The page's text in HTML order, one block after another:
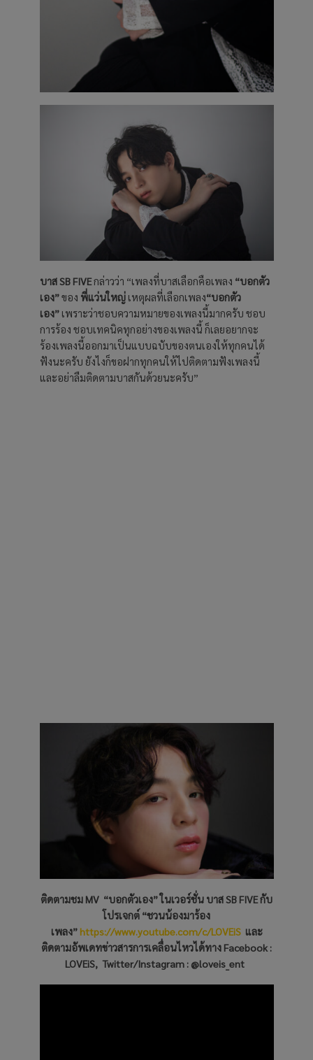
บาสSB FIVEกล่าวว่า “เพลงที่บาสเลือกคือเพลง “บอกตัว
เอง”ของ พี่แว่นใหญ่ เหตุผลที่เลือกเพลง“บอกตัว
เอง”เพราะว่าชอบความหมายของเพลงนี้มากครับ ชอบ
การร้อง ชอบเทคนิคทุกอย่างของเพลงนี้ ก็เลยอยากจะ
ร้องเพลงนี้ออกมาเป็นแบบฉบับของตนเองให้ทุกคนได้
ฟังนะครับ ยังไงก็ขอฝากทุกคนให้ไปติดตามฟังเพลงนี้
และอย่าลืมติดตามบาสกันด้วยนะครับ”
ติดตามชม MV “บอกตัวเอง”ในเวอร์ชั่น บาสSB FIVEกับ
โปรเจกต์ “ชวนน้องมาร้อง
เพลง”https://www.youtube.com/c/LOVEiS และ
ติดตามอัพเดทข่าวสารการเคลื่อนไหวได้ทาง Facebook :
LOVEiS, Twitter/Instagram : @loveis_ent